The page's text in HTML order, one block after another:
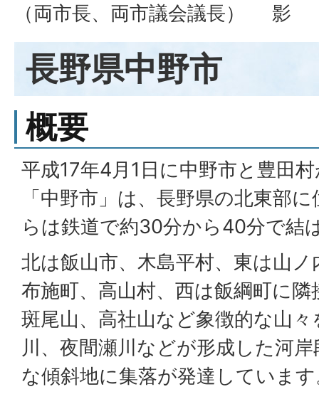
（両市長、両市議会議長）
影
長野県中野市
概要
平成17年4月1日に中野市と豊田
「中野市」は、長野県の北東部
らは鉄道で約30分から40分で結
北は飯山市、木島平村、東は山
布施町、高山村、西は飯綱町に
斑尾山、高社山など象徴的な山
川、夜間瀬川などが形成した河
な傾斜地に集落が発達していま